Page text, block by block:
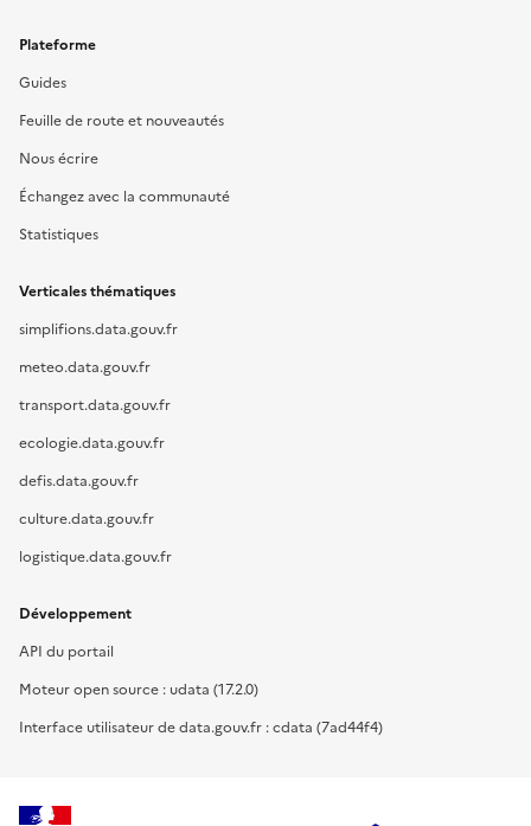
Plateforme
Guides
Feuille de route et nouveautés
Nous écrire
Échangez avec la communauté
Statistiques
Verticales thématiques
simplifions.data.gouv.fr
meteo.data.gouv.fr
transport.data.gouv.fr
ecologie.data.gouv.fr
defis.data.gouv.fr
culture.data.gouv.fr
logistique.data.gouv.fr
Développement
API du portail
Moteur open source : udata (17.2.0)
Interface utilisateur de data.gouv.fr : cdata (7ad44f4)